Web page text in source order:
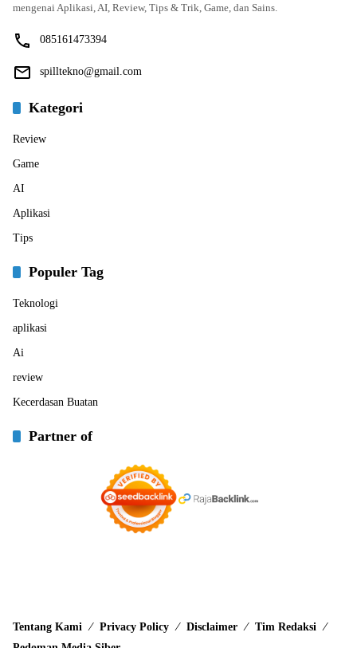
mengenai Aplikasi, AI, Review, Tips & Trik, Game, dan Sains.
085161473394
spilltekno@gmail.com
Kategori
Review
Game
AI
Aplikasi
Tips
Populer Tag
Teknologi
aplikasi
Ai
review
Kecerdasan Buatan
Partner of
Tentang Kami Privacy Policy Disclaimer
Tim Redaksi